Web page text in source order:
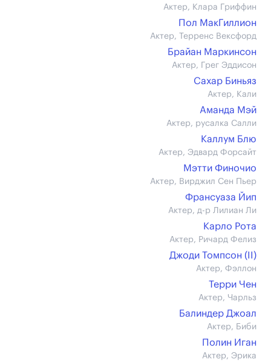
Актер, Клара Гриффин
Пол МакГиллион
Актер, Терренс Вексфорд
Брайан Маркинсон
Актер, Грег Эддисон
Сахар Биньяз
Актер, Кали
Аманда Мэй
Актер, русалка Салли
Каллум Блю
Актер, Эдвард Форсайт
Мэтти Финочио
Актер, Вирджил Сен Пьер
Франсуаза Йип
Актер, д-р Лилиан Ли
Карло Рота
Актер, Ричард Фелиз
Джоди Томпсон (II)
Актер, Фэллон
Терри Чен
Актер, Чарльз
Балиндер Джоал
Актер, Биби
Полин Иган
Актер, Эрика